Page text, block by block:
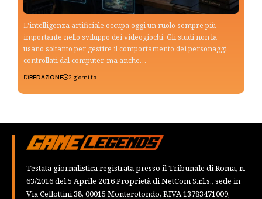
L'intelligenza artificiale occupa oggi un ruolo sempre più
importante nello sviluppo dei videogiochi. Gli studi non la
usano soltanto per gestire il comportamento dei personaggi
controllati dal computer, ma anche…
DiREDAZIONE 2 giorni fa
Testata giornalistica registrata presso il Tribunale di Roma, n.
63/2016 del 5 Aprile 2016 Proprietà di NetCom S.r.l.s., sede in
Via Cellottini 38, 00015 Monterotondo, P.IVA 13783471009,